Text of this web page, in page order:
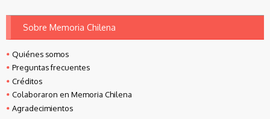
Sobre Memoria Chilena
Quiénes somos
Preguntas frecuentes
Créditos
Colaboraron en Memoria Chilena
Agradecimientos